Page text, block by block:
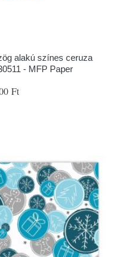
alakú színes ceruza
- MFP Paper
Ft